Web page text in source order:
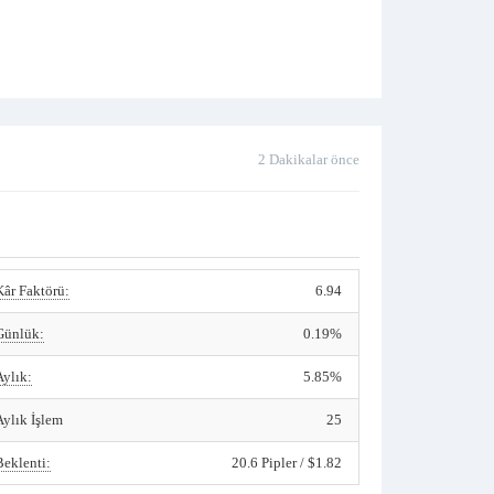
2 Dakikalar önce
Faktörü: 6.94
0.19%
5.85%
İşlem 25
20.6 Pipler / $1.82